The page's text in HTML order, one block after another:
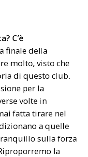
C’è
finale della
molto, visto che
di questo club.
per la
volte in
fatta tirare nel
a quelle
sulla forza
la